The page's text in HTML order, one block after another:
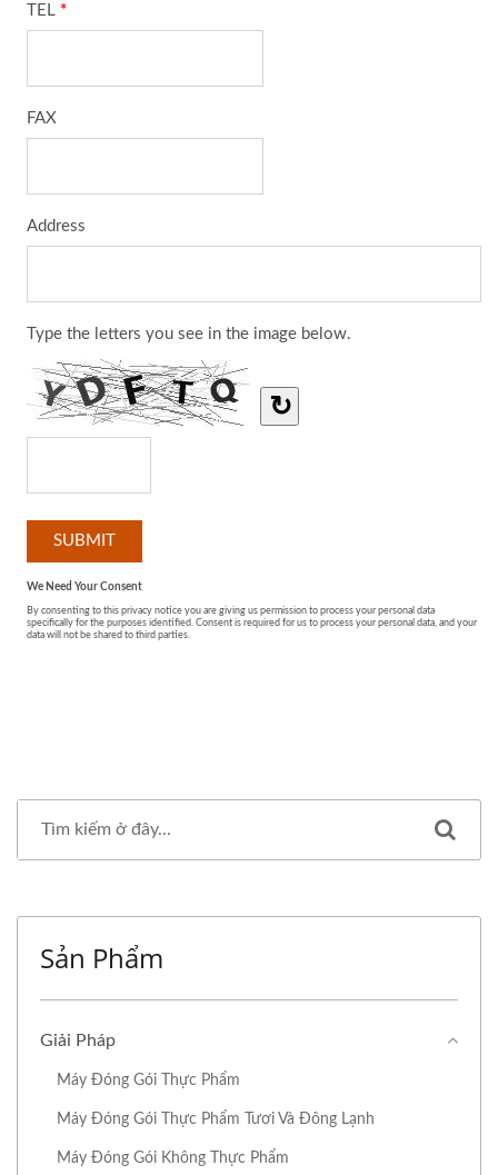
Sản Phẩm
Giải Pháp
Máy Đóng Gói Thực Phẩm
Máy Đóng Gói Thực Phẩm Tươi Và Đông Lạnh
Máy Đóng Gói Không Thực Phẩm